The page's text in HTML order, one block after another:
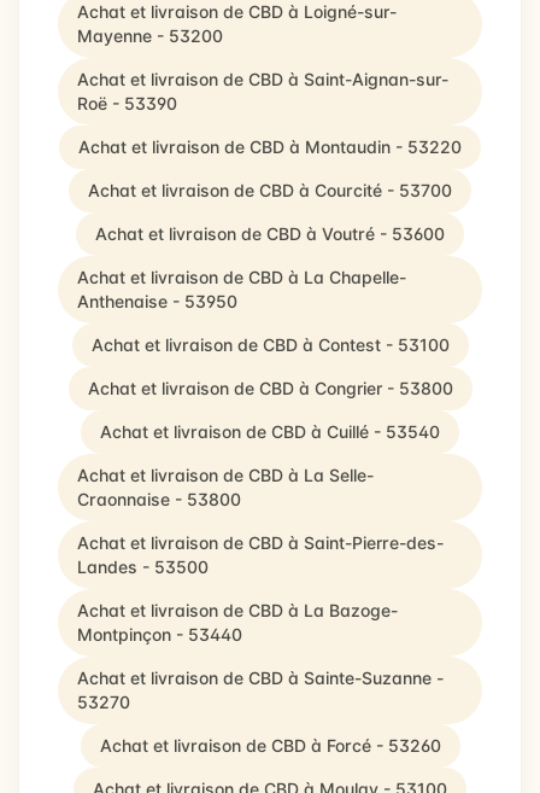
Achat et livraison de CBD à Loigné-sur-
Mayenne - 53200
Achat et livraison de CBD à Saint-Aignan-sur-
Roë - 53390
Achat et livraison de CBD à Montaudin - 53220
Achat et livraison de CBD à Courcité - 53700
Achat et livraison de CBD à Voutré - 53600
Achat et livraison de CBD à La Chapelle-
Anthenaise - 53950
Achat et livraison de CBD à Contest - 53100
Achat et livraison de CBD à Congrier - 53800
Achat et livraison de CBD à Cuillé - 53540
Achat et livraison de CBD à La Selle-
Craonnaise - 53800
Achat et livraison de CBD à Saint-Pierre-des-
Landes - 53500
Achat et livraison de CBD à La Bazoge-
Montpinçon - 53440
Achat et livraison de CBD à Sainte-Suzanne -
53270
Achat et livraison de CBD à Forcé - 53260
Achat et livraison de CBD à Moulay - 53100